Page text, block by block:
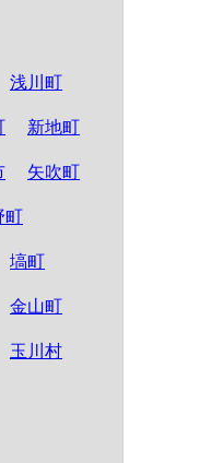
浅川町
新地町
矢吹町
町
塙町
金山町
玉川村